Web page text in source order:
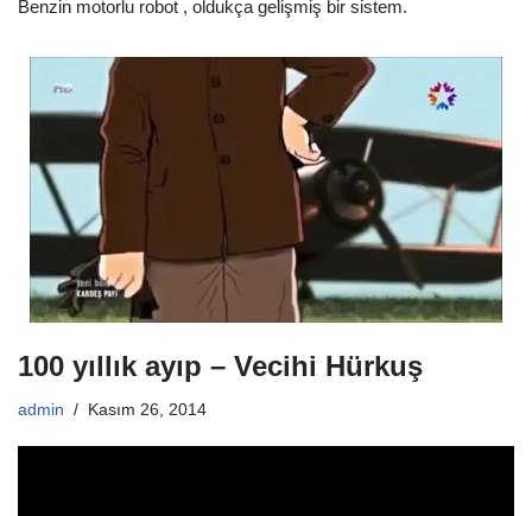
Benzin motorlu robot , oldukça gelişmiş bir sistem.
100 yıllık ayıp – Vecihi Hürkuş
admin Kasım 26, 2014